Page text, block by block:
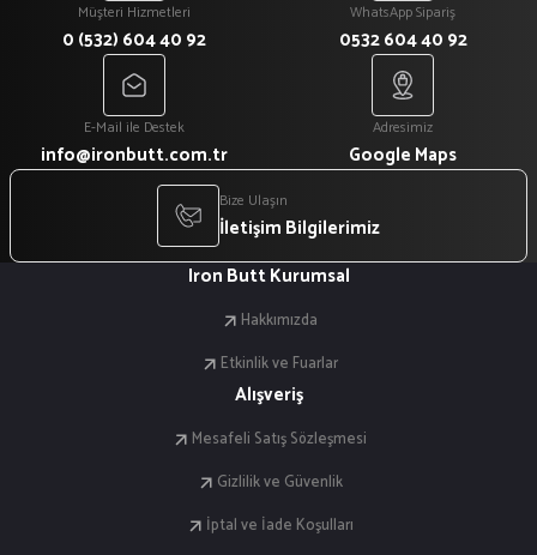
Müşteri Hizmetleri
0 (532) 604 40 92
WhatsApp Sipariş
0532 604 40 92
E-Mail ile Destek
info@ironbutt.com.tr
Adresimiz
Google Maps
Bize Ulaşın
İletişim Bilgilerimiz
Iron Butt Kurumsal
Hakkımızda
Etkinlik ve Fuarlar
Alışveriş
Mesafeli Satış Sözleşmesi
Gizlilik ve Güvenlik
İptal ve İade Koşulları